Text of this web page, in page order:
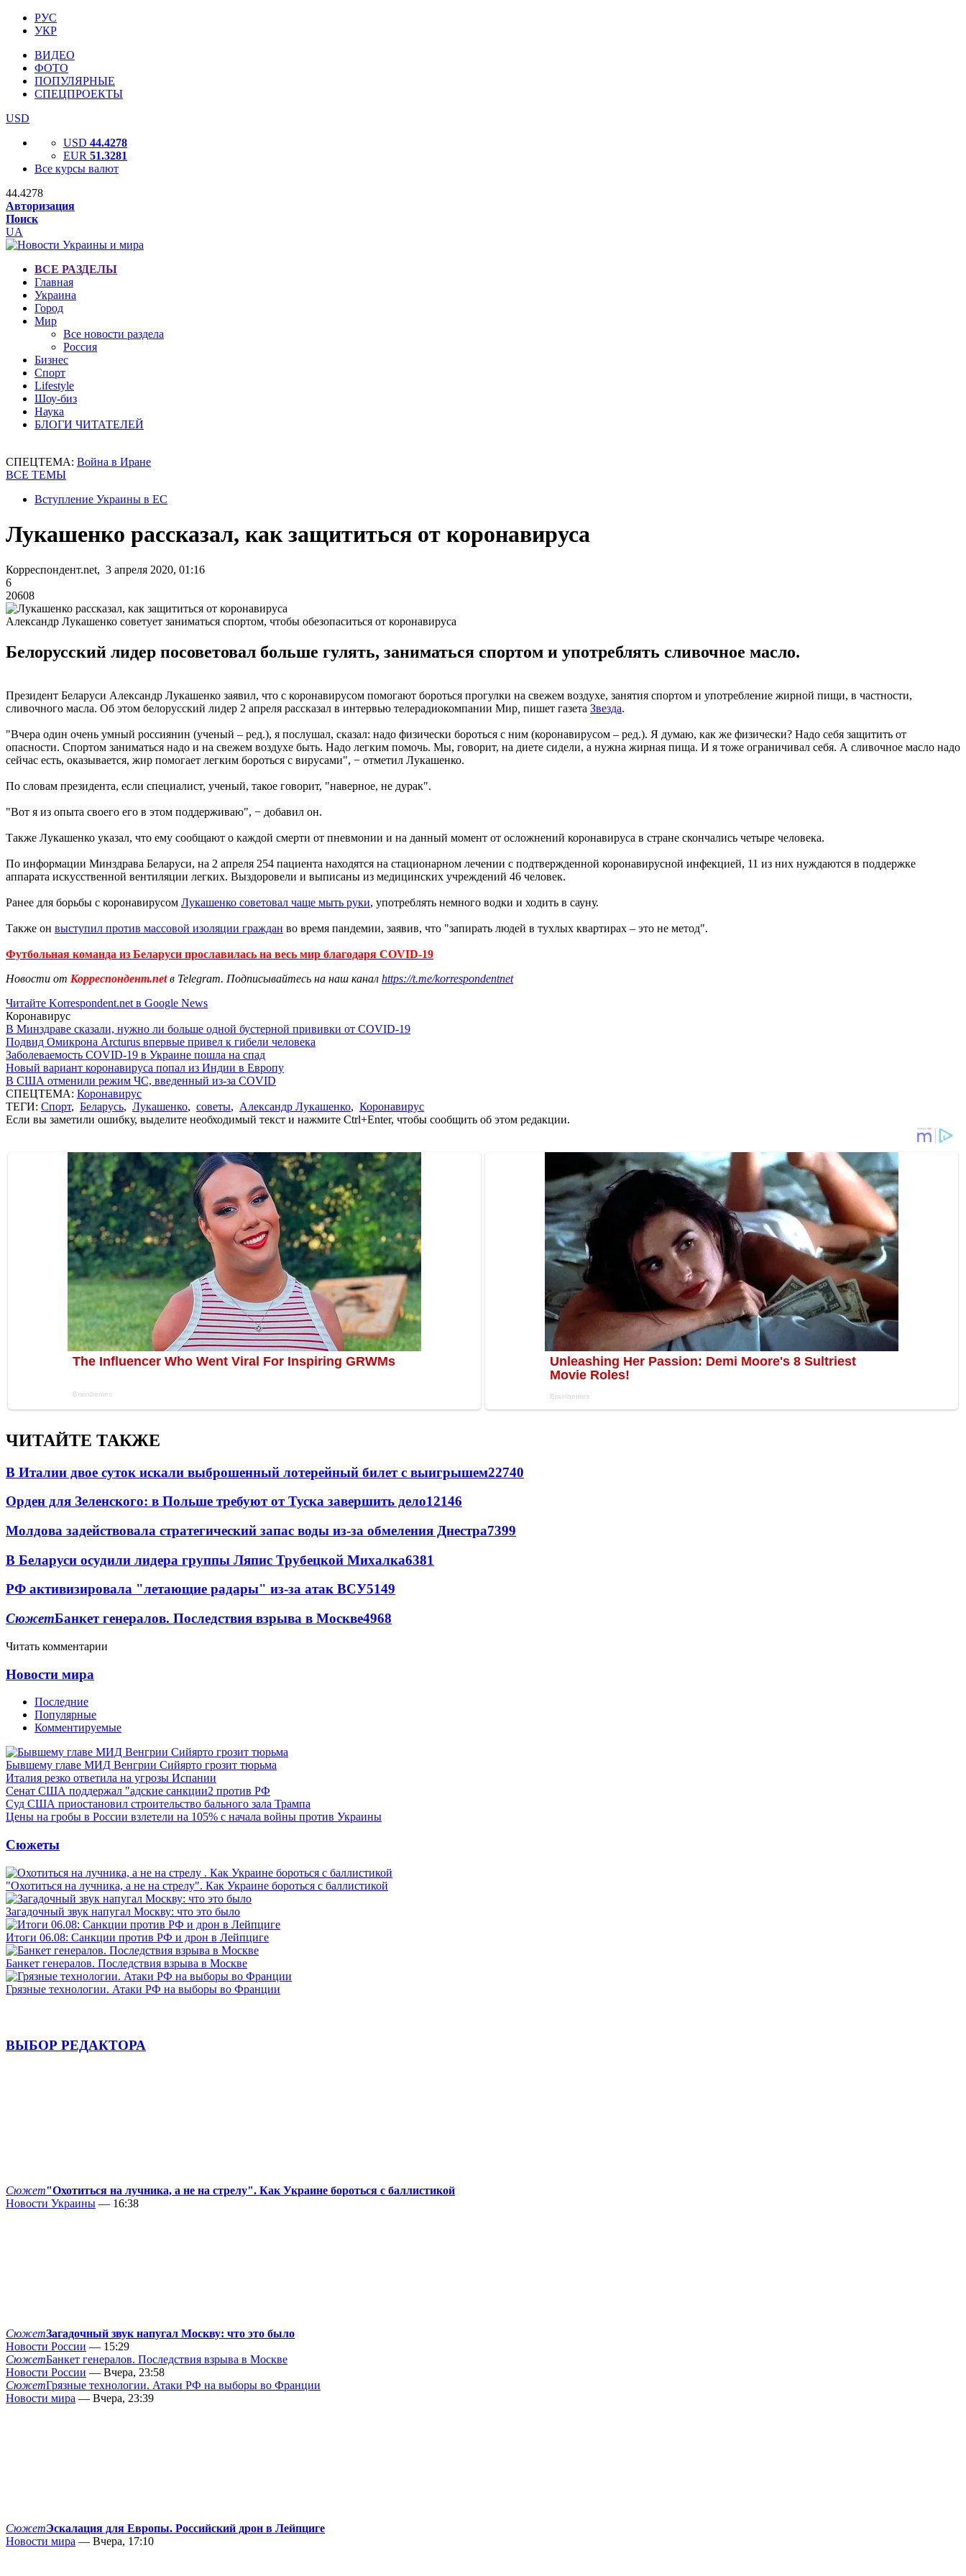
РУС
УКР
ВИДЕО
ФОТО
ПОПУЛЯРНЫЕ
СПЕЦПРОЕКТЫ
USD
USD 44.4278
EUR 51.3281
Все курсы валют
44.4278
Авторизация
Поиск
UA
ВСЕ РАЗДЕЛЫ
Главная
Украина
Город
Мир
Все новости раздела
Россия
Бизнес
Спорт
Lifestyle
Шоу-биз
Наука
БЛОГИ ЧИТАТЕЛЕЙ
СПЕЦТЕМА: Война в Иране
ВСЕ ТЕМЫ
Вступление Украины в ЕС
Лукашенко рассказал, как защититься от коронавируса
Корреспондент.net, 3 апреля 2020, 01:16
6
20608
Александр Лукашенко советует заниматься спортом, чтобы обезопаситься от коронавируса
Белорусский лидер посоветовал больше гулять, заниматься спортом и употреблять сливочное масло.
Президент Беларуси Александр Лукашенко заявил, что с коронавирусом помогают бороться прогулки на свежем воздухе, занятия спортом и употребление жирной пищи, в частности,
сливочного масла. Об этом белорусский лидер 2 апреля рассказал в интервью телерадиокомпании Мир пишет газета Звезда.
"Вчера один очень умный россиянин (ученый – ред.), я послушал, сказал: надо физически бороться с ним (коронавирусом – ред.). Я думаю, как же физически? Надо себя защитить от
опасности. Спортом заниматься надо и на свежем воздухе быть. Надо легким помочь. Мы, говорит, на диете сидели, а нужна жирная пища. И я тоже ограничивал себя. А сливочное масло надо
сейчас есть, оказывается, жир помогает легким бороться с вирусами", − отметил Лукашенко.
По словам президента, если специалист, ученый, такое говорит, "наверное, не дурак".
"Вот я из опыта своего его в этом поддерживаю", − добавил он.
Также Лукашенко указал, что ему сообщают о каждой смерти от пневмонии и на данный момент от осложнений коронавируса в стране скончались четыре человека.
По информации Минздрава Беларуси, на 2 апреля 254 пациента находятся на стационарном лечении с подтвержденной коронавирусной инфекцией, 11 из них нуждаются в поддержке
аппарата искусственной вентиляции легких. Выздоровели и выписаны из медицинских учреждений 46 человек.
Ранее для борьбы с коронавирусом Лукашенко советовал чаще мыть руки, употреблять немного водки и ходить в сауну.
Также он выступил против массовой изоляции граждан во время пандемии, заявив, что "запирать людей в тухлых квартирах – это не метод".
Футбольная команда из Беларуси прославилась на весь мир благодаря COVID-19
Новости от Корреспондент.netв Telegram. Подписывайтесь на наш канал https://t.me/korrespondentnet
Читайте Korrespondent.net в Google News
Коронавирус
В Минздраве сказали, нужно ли больше одной бустерной прививки от COVID-19
Подвид Омикрона Arcturus впервые привел к гибели человека
Заболеваемость COVID-19 в Украине пошла на спад
Новый вариант коронавируса попал из Индии в Европу
В США отменили режим ЧС, введенный из-за COVID
СПЕЦТЕМА: Коронавирус
ТЕГИ: Спорт, Беларусь, Лукашенко, советы, Александр Лукашенко, Коронавирус
Если вы заметили ошибку, выделите необходимый текст и нажмите Ctrl+Enter, чтобы сообщить об этом редакции.
ЧИТАЙТЕ ТАКЖЕ
В Италии двое суток искали выброшенный лотерейный билет с выигрышем22740
Орден для Зеленского: в Польше требуют от Туска завершить дело12146
Молдова задействовала стратегический запас воды из-за обмеления Днестра7399
В Беларуси осудили лидера группы Ляпис Трубецкой Михалка6381
РФ активизировала "летающие радары" из-за атак ВСУ5149
СюжетБанкет генералов. Последствия взрыва в Москве4968
Читать комментарии
Новости мира
Последние
Популярные
Комментируемые
Бывшему главе МИД Венгрии Сийярто грозит тюрьма
Италия резко ответила на угрозы Испании
Сенат США поддержал "адские санкции2 против РФ
Суд США приостановил строительство бального зала Трампа
Цены на гробы в России взлетели на 105% с начала войны против Украины
Сюжеты
"Охотиться на лучника, а не на стрелу". Как Украине бороться с баллистикой
Загадочный звук напугал Москву: что это было
Итоги 06.08: Санкции против РФ и дрон в Лейпциге
Банкет генералов. Последствия взрыва в Москве
Грязные технологии. Атаки РФ на выборы во Франции
ВЫБОР РЕДАКТОРА
Сюжет"Охотиться на лучника, а не на стрелу". Как Украине бороться с баллистикой
Новости Украины — 16:38
СюжетЗагадочный звук напугал Москву: что это было
Новости России — 15:29
СюжетБанкет генералов. Последствия взрыва в Москве
Новости России — Вчера, 23:58
СюжетГрязные технологии. Атаки РФ на выборы во Франции
Новости мира — Вчера, 23:39
СюжетЭскалация для Европы. Российский дрон в Лейпциге
Новости мира — Вчера, 17:10